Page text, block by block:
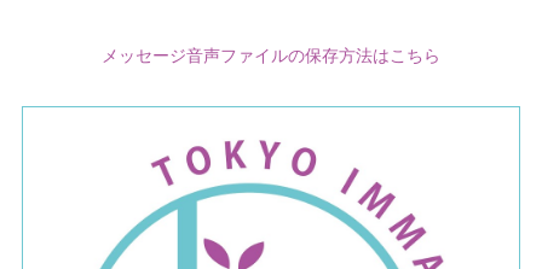
メッセージ音声ファイルの保存方法はこちら